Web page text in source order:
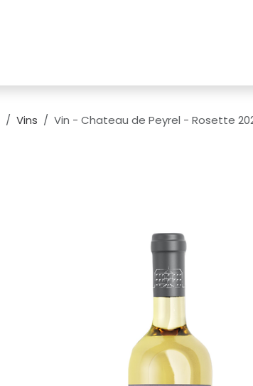
Vins Vin - Chateau de Peyrel - Rosette